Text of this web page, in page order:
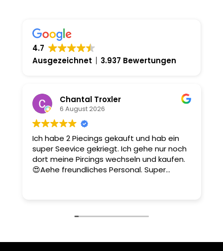
4.7
Ausgezeichnet
3.937 Bewertungen
Chantal Troxler
6 August 2026
Ich habe 2 Piecings gekauft und hab ein
super Seevice gekriegt. Ich gehe nur noch
dort meine Pircings wechseln und kaufen.
😍Aehe freundliches Personal. Super